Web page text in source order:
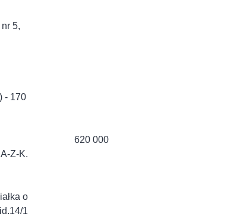
5,
- 170
Z-K.
o
1
620 000